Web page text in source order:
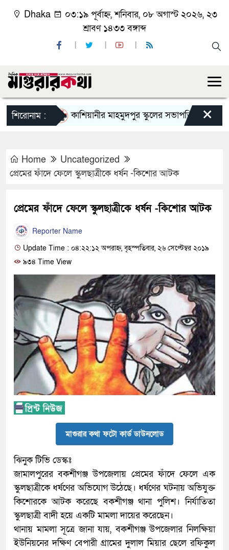
Dhaka
০৩:১৯ পূর্বাহ্ন, শনিবার, ০৮ অগাস্ট ২০২৬, ২৩
শ্রাবণ ১৪৩৩ বঙ্গাব্দ
শিরোনাম : কাশিয়ানীর মাহমুদপুর স্কুলের সভাপতি হলেন গোবিন্দ
×
Home
Uncategorized
প্রেমের ফাঁদে ফেলে স্কুলছাত্রীকে ধর্ষন -কিশোর আটক
প্রেমের ফাঁদে ফেলে স্কুলছাত্রীকে ধর্ষন -কিশোর আটক
Reporter Name
Update Time : ০৪:২২:১২ অপরাহ্ন, বৃহস্পতিবার, ২৬ সেপ্টেম্বর ২০১৯
৯৩৪ Time View
মাগুরার কথা ফটো কার্ড ডাউনলোড
ঝিনুক টিভি ডেস্কঃ
জামালপুরের বকশীগঞ্জ উপজেলায় প্রেমের ফাঁদে ফেলে এক
স্কুলছাত্রীকে ধর্ষণের অভিযোগ উঠেছে। ধর্ষণের ঘটনায় অভিযুক্ত
কিশোরকে আটক করেছে বকশীগঞ্জ থানা পুলিশ। নির্যাতিতা
স্কুলছাত্রী বাদী হয়ে একটি মামলা দায়ের করেছেন।
থানায় মামলা সূত্রে জানা যায়, বকশীগঞ্জ উপজেলার নিলক্ষিয়া
ইউনিয়নের দক্ষিণ বেপারী গ্রামের দুলাল মিয়ার ছেলে রফিকুল